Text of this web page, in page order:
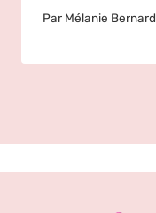
Par Mélanie Bernard